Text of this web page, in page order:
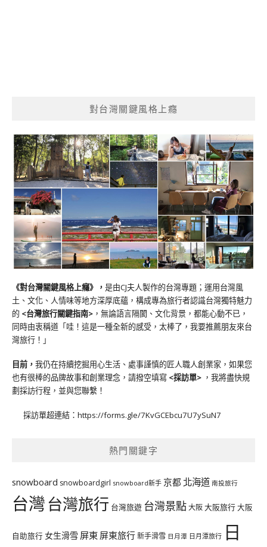
對台灣關鍵風格上癮
《對台灣關鍵風格上癮》 ， 是由CJ夫人製作的台灣專題；運用台灣風
土、文化、人情味等地方深厚底蘊，構成專為旅行者認識台灣獨特魅力
的 <台灣旅行關鍵指南> ，無論語言隔閡、文化背景，都能心動不已，
同時由衷稱道「哇！這是一種全新的感受，太棒了，我要推薦朋友來台
灣旅行！」
目前， 我仍在持續挖掘用心生活、處事謹慎的匠人職人創業家，如果您
也有很棒的品牌故事和創業理念，請撥空填寫 <採訪單> ，我將盡快規
劃採訪行程，並與您聯繫！
採訪單超連結： https://forms.gle/7KvGCEbcu7U7ySuN7
熱門關鍵字
snowboard snowboardgirl snowboard新手 京都 北海道 南投旅行
台灣台灣旅行 台灣旅遊 台灣景點大阪大阪旅行大阪
自助旅行 女生滑雪 屏東 屏東旅行新手滑雪 日月潭 日月潭旅行 日